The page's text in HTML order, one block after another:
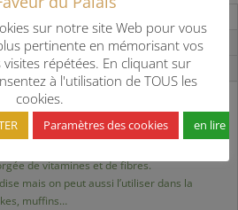
par excellence.
ce qui en fait un très bon fruit
de vitamines et de fibres.
mais on peut aussi l’utiliser dans la
muffins…
sur notre site Web pour vous
pertinente en mémorisant vos
répétées. En cliquant sur
à l'utilisation de TOUS les
cookies.
Paramètres des cookies en lire